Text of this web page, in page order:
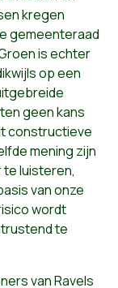
kregen
gemeenteraad
is echter
op een
geen kans
constructieve
mening zijn
te luisteren,
van onze
wordt
te
van Ravels